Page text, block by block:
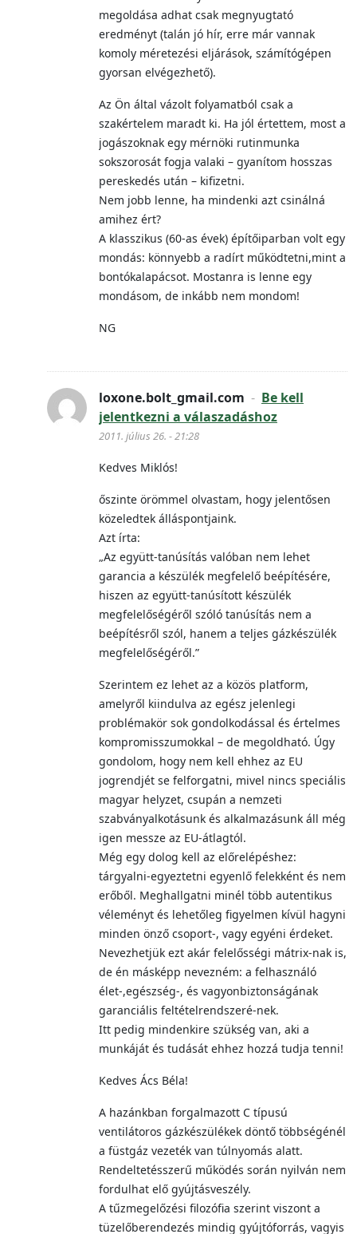
megoldása adhat csak megnyugtató
eredményt (talán jó hír, erre már vannak
komoly méretezési eljárások, számítógépen
gyorsan elvégezhető).
Az Ön által vázolt folyamatból csak a
szakértelem maradt ki. Ha jól értettem, most a
jogászoknak egy mérnöki rutinmunka
sokszorosát fogja valaki – gyanítom hosszas
pereskedés után – kifizetni.
Nem jobb lenne, ha mindenki azt csinálná
amihez ért?
A klasszikus (60-as évek) építőiparban volt egy
mondás: könnyebb a radírt működtetni,mint a
bontókalapácsot. Mostanra is lenne egy
mondásom, de inkább nem mondom!
NG
loxone.bolt_gmail.com - Be kell
jelentkezni a válaszadáshoz
2011. július 26. - 21:28
Kedves Miklós!
őszinte örömmel olvastam, hogy jelentősen
közeledtek álláspontjaink.
Azt írta:
„Az együtt-tanúsítás valóban nem lehet
garancia a készülék megfelelő beépítésére,
hiszen az együtt-tanúsított készülék
megfelelőségéről szóló tanúsítás nem a
beépítésről szól, hanem a teljes gázkészülék
megfelelőségéről.”
Szerintem ez lehet az a közös platform,
amelyről kiindulva az egész jelenlegi
problémakör sok gondolkodással és értelmes
kompromisszumokkal – de megoldható. Úgy
gondolom, hogy nem kell ehhez az EU
jogrendjét se felforgatni, mivel nincs speciális
magyar helyzet, csupán a nemzeti
szabványalkotásunk és alkalmazásunk áll még
igen messze az EU-átlagtól.
Még egy dolog kell az előrelépéshez:
tárgyalni-egyeztetni egyenlő felekként és nem
erőből. Meghallgatni minél több autentikus
véleményt és lehetőleg figyelmen kívül hagyni
minden önző csoport-, vagy egyéni érdeket.
Nevezhetjük ezt akár felelősségi mátrix-nak is,
de én másképp nevezném: a felhasználó
élet-,egészség-, és vagyonbiztonságának
garanciális feltételrendszeré-nek.
Itt pedig mindenkire szükség van, aki a
munkáját és tudását ehhez hozzá tudja tenni!
Kedves Ács Béla!
A hazánkban forgalmazott C típusú
ventilátoros gázkészülékek döntő többségénél
a füstgáz vezeték van túlnyomás alatt.
Rendeltetésszerű működés során nyilván nem
fordulhat elő gyújtásveszély.
A tűzmegelőzési filozófia szerint viszont a
tüzelőberendezés mindig gyújtóforrás, vagyis